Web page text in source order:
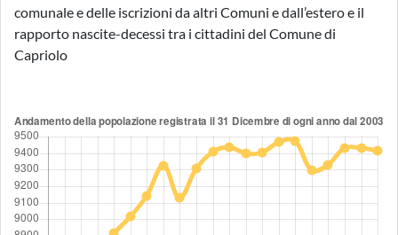
comunale e delle iscrizioni da altri Comuni e dall’estero e il
rapporto nascite-decessi tra i cittadini del Comune di
Capriolo